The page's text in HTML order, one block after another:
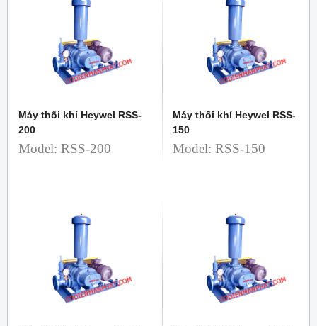
Máy thổi khí Heywel RSS-
200
Model: RSS-200
Máy thổi khí Heywel RSS-
150
Model: RSS-150